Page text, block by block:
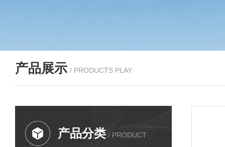
产品展示 / PRODUCTS PLAY
产品分类 / PRODUCT